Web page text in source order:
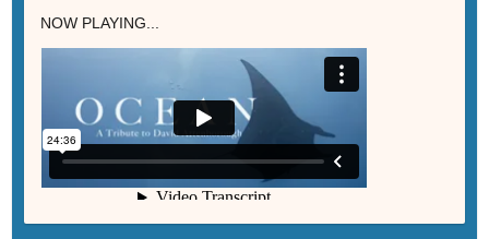
NOW PLAYING...